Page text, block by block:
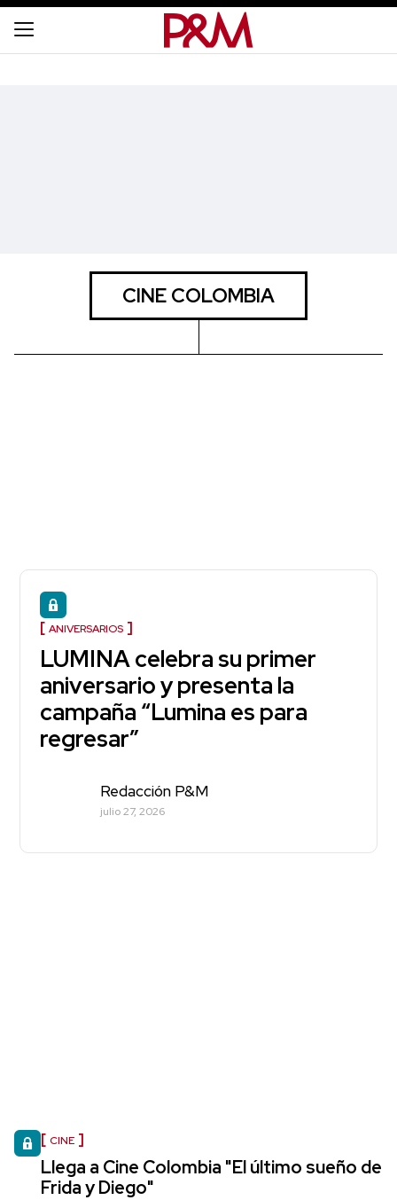
CINE COLOMBIA
ANIVERSARIOS
LUMINA celebra su primer
aniversario y presenta la
campaña “Lumina es para
regresar”
Redacción P&M
julio 27, 2026
CINE
Llega a Cine Colombia "El último sueño de
Frida y Diego"